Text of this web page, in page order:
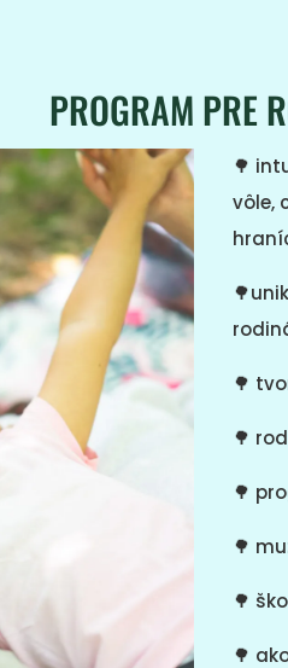
PROGRAM PRE
🌳
vôle,
🌳
🌳
🌳
🌳
🌳
🌳
🌳